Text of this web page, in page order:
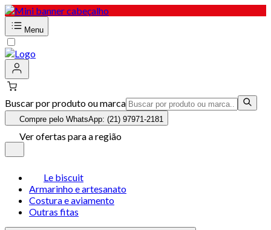
Menu
Buscar por produto ou marca
Compre pelo WhatsApp: (21) 97971-2181
Ver ofertas para a região
Le biscuit
Armarinho e artesanato
Costura e aviamento
Outras fitas